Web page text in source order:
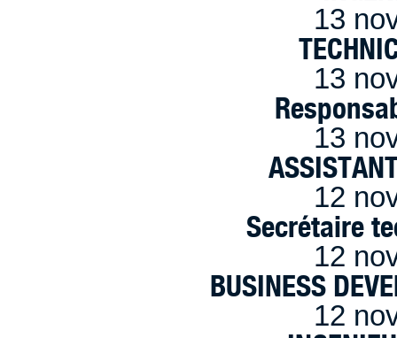
13
13
13
12
Secrétaire
12
BUSINESS
12